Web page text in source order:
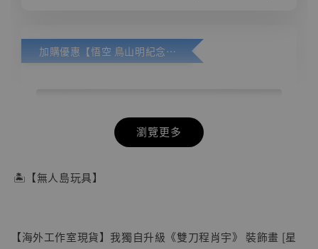
加購優惠【悟空 鳥山明紀念款 [奇蹟工作室]】
瀏覽更多
🏝【無人島玩具】
【海外工作室現貨】我獨自升級《雙刀程肖宇》 裝飾畫 [星